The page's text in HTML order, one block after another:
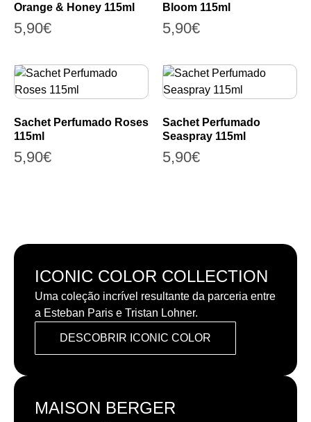
Orange & Honey 115ml
5,90€
Bloom 115ml
5,90€
Sachet Perfumado Roses
115ml
5,90€
Sachet Perfumado
Seaspray 115ml
5,90€
ICONIC COLOR COLLECTION
Uma coleção incrível resultante da parceria entre
a Esteban Paris e Tristan Lohner.
DESCOBRIR ICONIC COLOR
MAISON BERGER